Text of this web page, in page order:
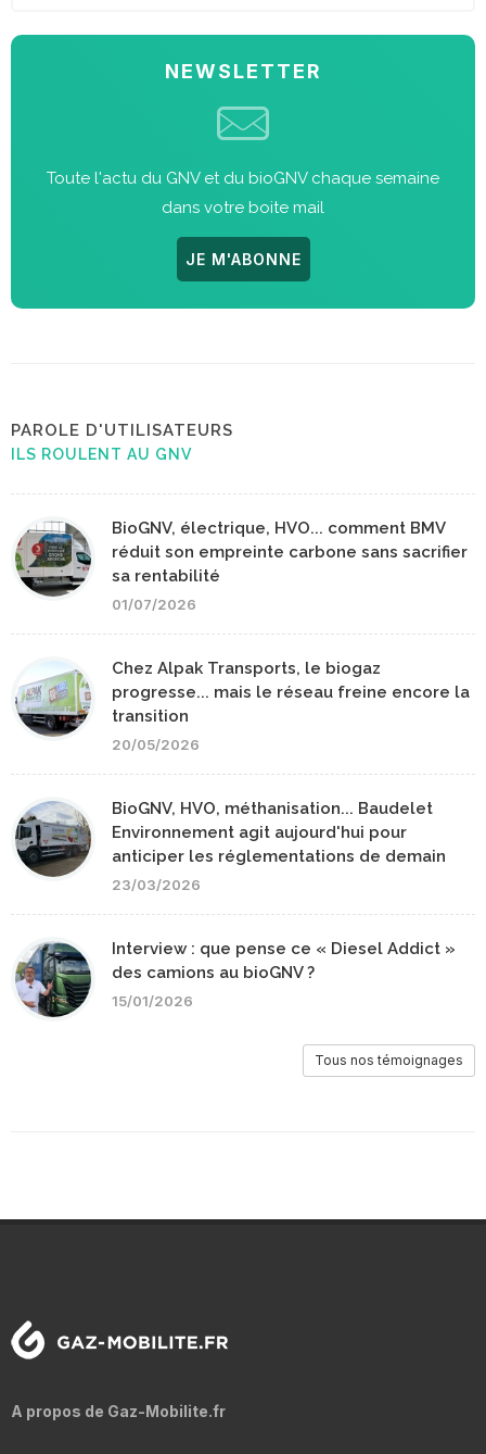
NEWSLETTER
Toute l'actu du GNV et du bioGNV chaque semaine
dans votre boite mail
JE M'ABONNE
PAROLE D'UTILISATEURS
ILS ROULENT AU GNV
BioGNV, électrique, HVO... comment BMV
réduit son empreinte carbone sans sacrifier
sa rentabilité
01/07/2026
Chez Alpak Transports, le biogaz
progresse... mais le réseau freine encore la
transition
20/05/2026
BioGNV, HVO, méthanisation... Baudelet
Environnement agit aujourd'hui pour
anticiper les réglementations de demain
23/03/2026
Interview : que pense ce « Diesel Addict »
des camions au bioGNV ?
15/01/2026
Tous nos témoignages
A propos de Gaz-Mobilite.fr